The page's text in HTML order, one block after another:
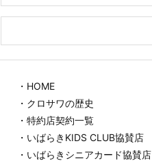
・HOME
・クロサワの歴史
・特約店契約一覧
・いばらきKIDS CLUB協賛店
・いばらきシニアカード協賛店